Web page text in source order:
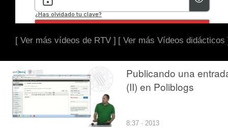
[ Ver más vídeos de RTV ] [ Ver más Vídeos didácticos
Publicando una
(II) en Poliblogs
8:37 · 2013